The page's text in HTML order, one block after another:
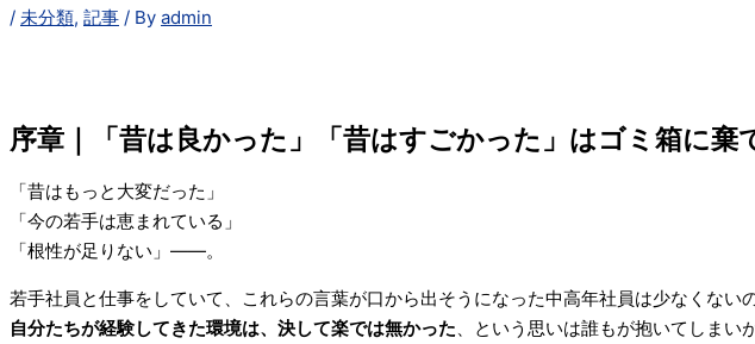
/ 未分類, 記事 / By admin
序章｜「昔は良かった」「昔はすごかった」はゴミ箱に棄
「昔はもっと大変だった」
「今の若手は恵まれている」
「根性が足りない」――。
若手社員と仕事をしていて、これらの言葉が口から出そうになった中高年社員は少なくない
自分たちが経験してきた環境は、決して楽では無かった 、という思いは誰もが抱いてしまい